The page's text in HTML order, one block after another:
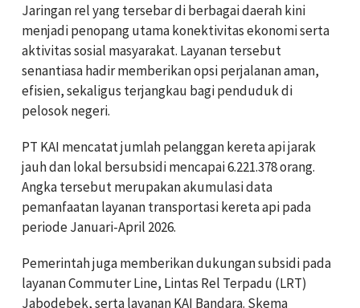
Jaringan rel yang tersebar di berbagai daerah kini
menjadi penopang utama konektivitas ekonomi serta
aktivitas sosial masyarakat. Layanan tersebut
senantiasa hadir memberikan opsi perjalanan aman,
efisien, sekaligus terjangkau bagi penduduk di
pelosok negeri.
PT KAI mencatat jumlah pelanggan kereta api jarak
jauh dan lokal bersubsidi mencapai 6.221.378 orang.
Angka tersebut merupakan akumulasi data
pemanfaatan layanan transportasi kereta api pada
periode Januari-April 2026.
Pemerintah juga memberikan dukungan subsidi pada
layanan Commuter Line, Lintas Rel Terpadu (LRT)
Jabodebek, serta layanan KAI Bandara. Skema